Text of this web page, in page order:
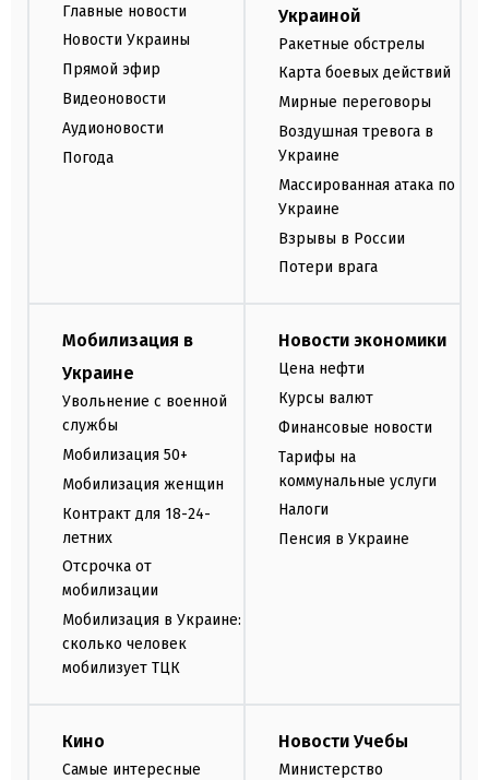
Главные новости
Новости Украины
Прямой эфир
Видеоновости
Аудионовости
Погода
Украиной
Ракетные обстрелы
Карта боевых действий
Мирные переговоры
Воздушная тревога в
Украине
Массированная атака по
Украине
Взрывы в России
Потери врага
Мобилизация в
Украине
Увольнение с военной
службы
Мобилизация 50+
Мобилизация женщин
Контракт для 18-24-
летних
Отсрочка от
мобилизации
Мобилизация в Украине:
сколько человек
мобилизует ТЦК
Новости экономики
Цена нефти
Курсы валют
Финансовые новости
Тарифы на
коммунальные услуги
Налоги
Пенсия в Украине
Кино
Самые интересные
Новости Учебы
Министерство